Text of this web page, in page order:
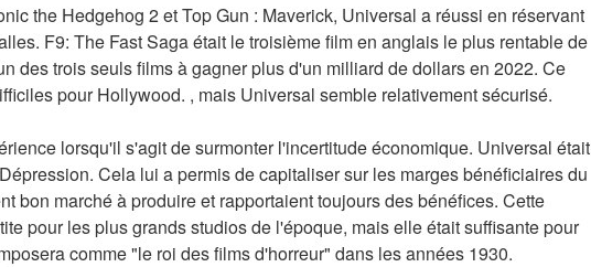
the Hedgehog 2 et Top Gun : Maverick, Universal a réussi en réservant
F9: The Fast Saga était le troisième film en anglais le plus rentable de
des trois seuls films à gagner plus d'un milliard de dollars en 2022. Ce
pour Hollywood. , mais Universal semble relativement sécurisé.
lorsqu'il s'agit de surmonter l'incertitude économique. Universal était
Cela lui a permis de capitaliser sur les marges bénéficiaires du
bon marché à produire et rapportaient toujours des bénéfices. Cette
pour les plus grands studios de l'époque, mais elle était suffisante pour
comme "le roi des films d'horreur" dans les années 1930.